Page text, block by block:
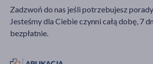
Zadzwoń do nas jeśli potrzebujesz
Jesteśmy dla Ciebie czynni całą dobę, 7
bezpłatnie.